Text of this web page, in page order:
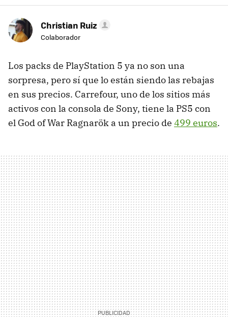
Christian Ruiz
Colaborador
Los packs de PlayStation 5 ya no son una
sorpresa, pero sí que lo están siendo las rebajas
en sus precios. Carrefour, uno de los sitios más
activos con la consola de Sony, tiene la PS5 con
el God of War Ragnarök a un precio de 499 euros.